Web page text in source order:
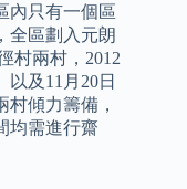
內只有一個區
全區劃入元朗
村兩村，2012
及11月20日
傾力籌備，
均需進行齋